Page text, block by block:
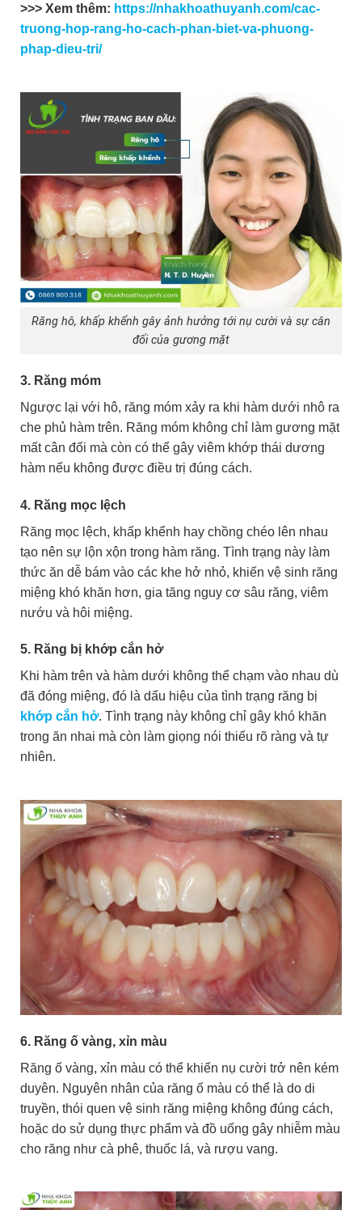
>>> Xem thêm: https://nhakhoathuyanh.com/cac-
truong-hop-rang-ho-cach-phan-biet-va-phuong-
phap-dieu-tri/
Răng hô, khấp khểnh gây ảnh hưởng tới nụ cười và sự cân
đối của gương mặt
3. Răng móm
Ngược lại với hô, răng móm xảy ra khi hàm dưới nhô ra
che phủ hàm trên. Răng móm không chỉ làm gương mặt
mất cân đối mà còn có thể gây viêm khớp thái dương
hàm nếu không được điều trị đúng cách.
4. Răng mọc lệch
Răng mọc lệch, khấp khểnh hay chồng chéo lên nhau
tạo nên sự lộn xộn trong hàm răng. Tình trạng này làm
thức ăn dễ bám vào các khe hở nhỏ, khiến vệ sinh răng
miệng khó khăn hơn, gia tăng nguy cơ sâu răng, viêm
nướu và hôi miệng.
5. Răng bị khớp cắn hở
Khi hàm trên và hàm dưới không thể chạm vào nhau dù
đã đóng miệng, đó là dấu hiệu của tình trạng răng bị
khớp cắn hở. Tình trạng này không chỉ gây khó khăn
trong ăn nhai mà còn làm giọng nói thiếu rõ ràng và tự
nhiên.
6. Răng ố vàng, xỉn màu
Răng ố vàng, xỉn màu có thể khiến nụ cười trở nên kém
duyên. Nguyên nhân của răng ố màu có thể là do di
truyền, thói quen vệ sinh răng miệng không đúng cách,
hoặc do sử dụng thực phẩm và đồ uống gây nhiễm màu
cho răng như cà phê, thuốc lá, và rượu vang.